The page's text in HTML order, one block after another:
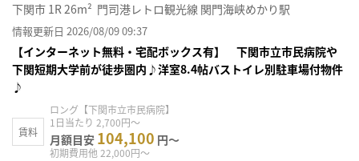
下関市 1R26m² 門司港レトロ観光線 関門海峡めかり駅
情報更新日 2026/08/09 09:37
【インターネット無料・宅配ボックス有】 下関市立市民病院や
下関短期大学前が徒歩圏内♪洋室8.4帖バストイレ別駐車場付物件
♪
賃料
ロング【下関市立市民病院】
1日当たり 2,700円～
月額目安 104,100 円～
初期費用他 22,000円～